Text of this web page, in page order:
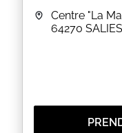
Centre "La
64270